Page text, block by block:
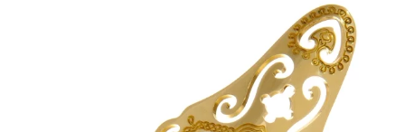
BARTEK - spona na kožené
folklórne doplnky ľudového